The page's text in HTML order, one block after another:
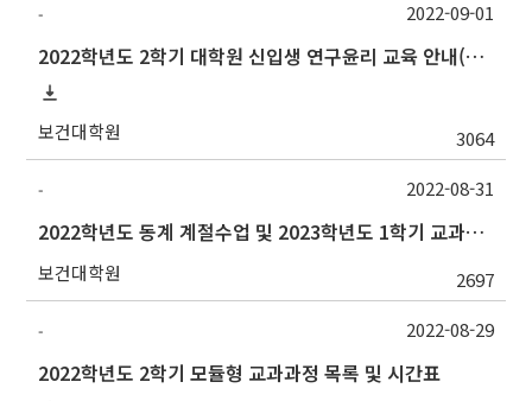
-
2022학년도 2학기 대학원 신입생 연구윤리 교육 안내(~12/31까지 기간 재연장)
보건대학원 3064
2022-09-01
-
2022학년도 동계 계절수업 및 2023학년도 1학기 교과목 수요조사 실시 안내
보건대학원 2697
2022-08-31
-
2022학년도 2학기 모듈형 교과과정 목록 및 시간표
2022-08-29